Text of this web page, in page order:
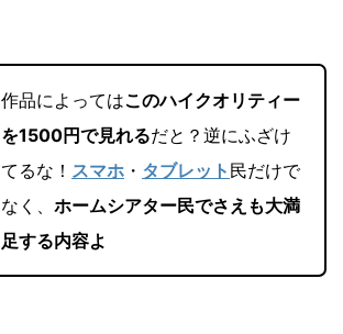
作品によってはこのハイクオリティー
を1500円で見れるだと？逆にふざけ
てるな！ スマホ ・ タブレット 民だけで
なく、 ホームシアター民でさえも大満
足する内容よ